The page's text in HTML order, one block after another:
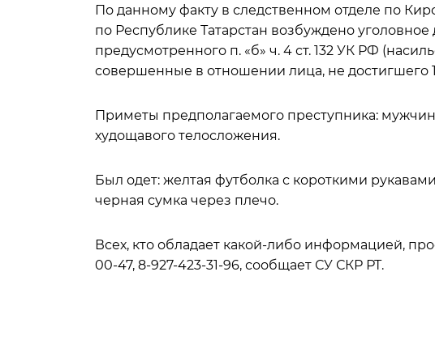
По данному факту в следственном отделе по
по Республике Татарстан возбуждено
предусмотренного п. «б» ч. 4 ст. 132 УК РФ
совершенные в отношении лица, не достигшего
Приметы предполагаемого преступника:
худощавого телосложения.
Был одет: желтая футболка с короткими
черная сумка через плечо.
Всех, кто обладает какой-либо информацией,
00-47, 8-927-423-31-96, сообщает СУ СКР РТ.